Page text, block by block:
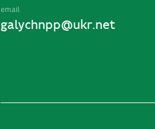
email
galychnpp@ukr.net